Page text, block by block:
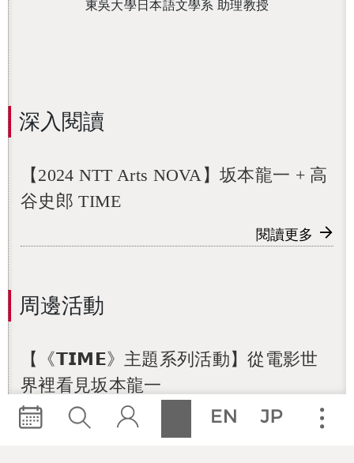
東吳大學日本語文學系 助理教授
深入閱讀
【2024 NTT Arts NOVA】坂本龍一 + 高
谷史郎 TIME
閱讀更多
周邊活動
【《𝗧𝗜𝗠𝗘》主題系列活動】從電影世
界裡看見坂本龍一
2月24日